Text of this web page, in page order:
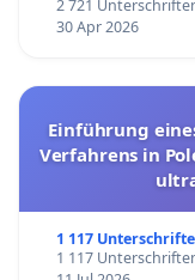
2 721
30 Apr 2026
Einführung
Verfahrens in
1 117
1 117